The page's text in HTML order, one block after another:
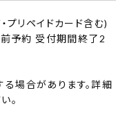
プリペイドカード含む)
予約 受付期間終了2
場合があります。詳細
。